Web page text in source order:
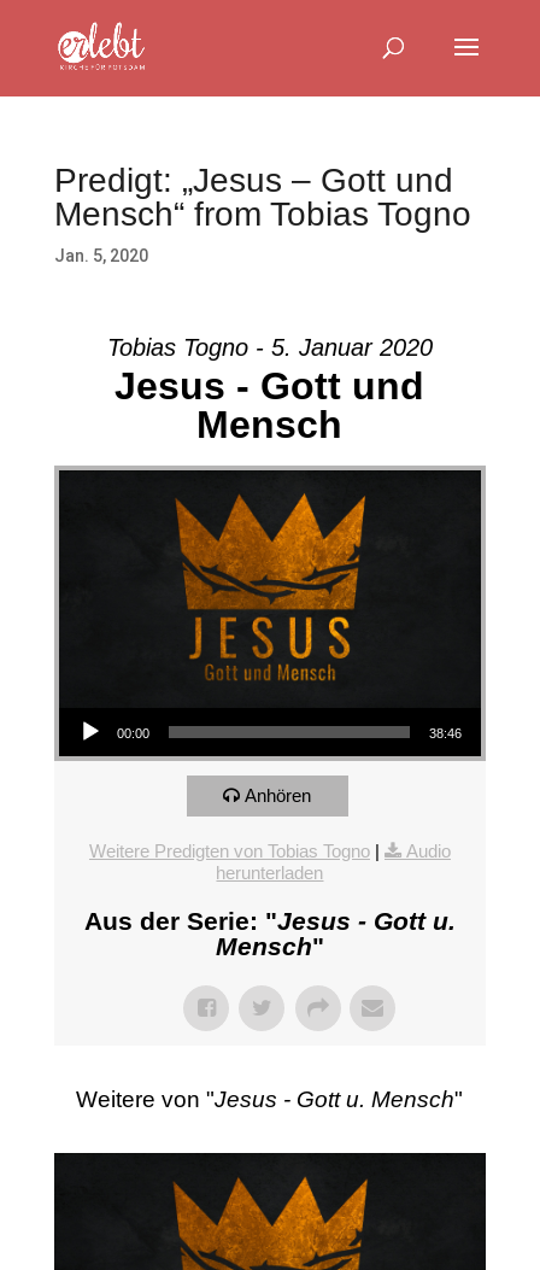
Predigt: „Jesus – Gott und
Mensch“ from Tobias Togno
Jan. 5, 2020
Tobias Togno - 5. Januar 2020
Jesus - Gott und
Mensch
00:00 38:46
Anhören
Weitere Predigten von Tobias Togno|
Audio
herunterladen
Aus der Serie: "Jesus - Gott u.
Mensch"
Weitere von "Jesus - Gott u. Mensch"